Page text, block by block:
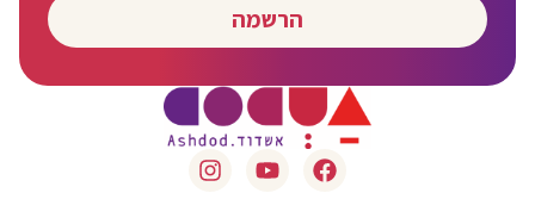
הרשמה